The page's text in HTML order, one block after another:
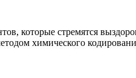
которые стремятся
химического